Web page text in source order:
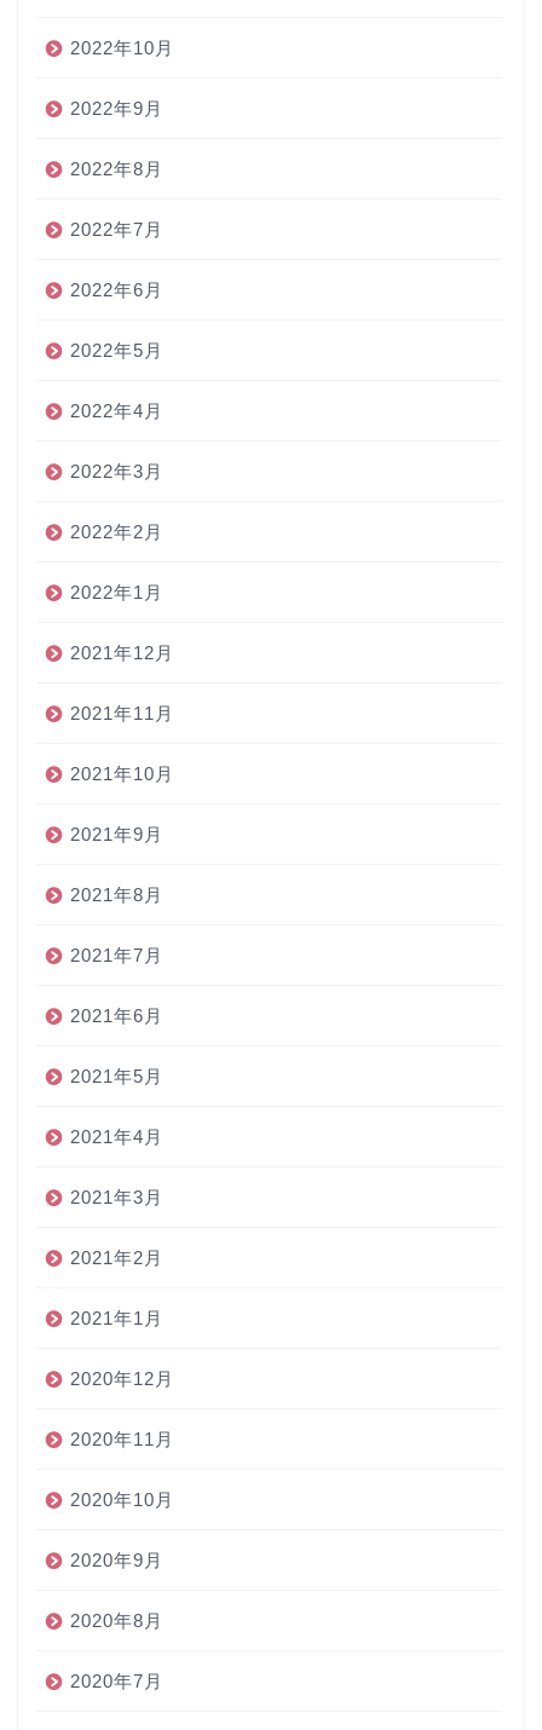
2022年10月
2022年9月
2022年8月
2022年7月
2022年6月
2022年5月
2022年4月
2022年3月
2022年2月
2022年1月
2021年12月
2021年11月
2021年10月
2021年9月
2021年8月
2021年7月
2021年6月
2021年5月
2021年4月
2021年3月
2021年2月
2021年1月
2020年12月
2020年11月
2020年10月
2020年9月
2020年8月
2020年7月